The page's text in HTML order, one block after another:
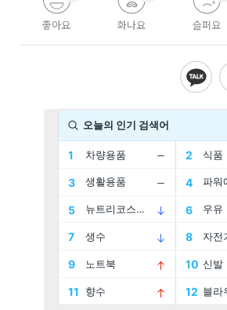
좋아요 화나요 슬퍼요